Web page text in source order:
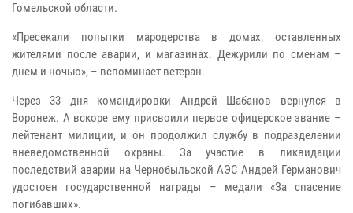
Гомельской области.
«Пресекали попытки мародерства в домах, оставленных
жителями после аварии, и магазинах. Дежурили по сменам –
днем и ночью», – вспоминает ветеран.
Через 33 дня командировки Андрей Шабанов вернулся в
Воронеж. А вскоре ему присвоили первое офицерское звание –
лейтенант милиции, и он продолжил службу в подразделении
вневедомственной охраны. За участие в ликвидации
последствий аварии на Чернобыльской АЭС Андрей Германович
удостоен государственной награды – медали «За спасение
погибавших».